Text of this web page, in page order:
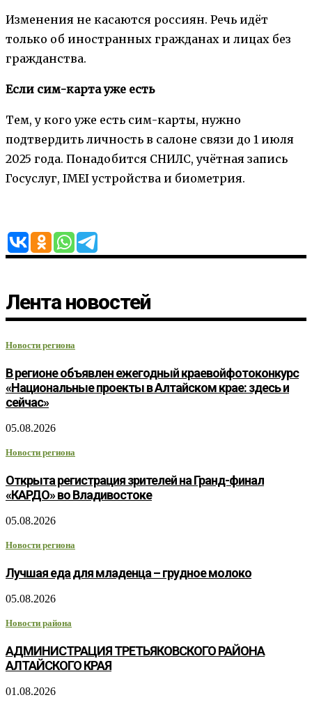
Изменения не касаются россиян. Речь идёт
только об иностранных гражданах и лицах без
гражданства.
Если сим-карта уже есть
Тем, у кого уже есть сим-карты, нужно
подтвердить личность в салоне связи до 1 июля
2025 года. Понадобится СНИЛС, учётная запись
Госуслуг, IMEI устройства и биометрия.
Лента новостей
Новости региона
В регионе объявлен ежегодный краевойфотоконкурс
«Национальные проекты в Алтайском крае: здесь и
сейчас»
05.08.2026
Новости региона
Открыта регистрация зрителей на Гранд-финал
«КАРДО» во Владивостоке
05.08.2026
Новости региона
Лучшая еда для младенца – грудное молоко
05.08.2026
Новости района
АДМИНИСТРАЦИЯ ТРЕТЬЯКОВСКОГО РАЙОНА
АЛТАЙСКОГО КРАЯ
01.08.2026